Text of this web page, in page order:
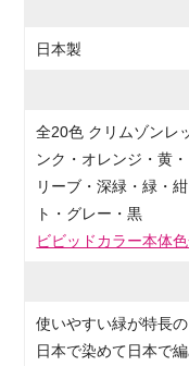
日本製
全20色 クリムゾンレ
ンク・オレンジ・黄
リーブ・深緑・緑・
ト・グレー・黒
ビビッドカラー本体
使いやすい緑が特長
日本で染めて日本で